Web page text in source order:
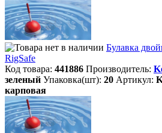
Булавка
RigSafe
Код товара: 441886 Производитель:
зеленый Упаковка(шт): 20 Артикул:
карповая